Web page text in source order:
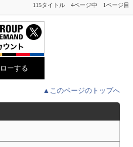
115タイトル 4ページ中 1ページ目
▲このページのトップへ